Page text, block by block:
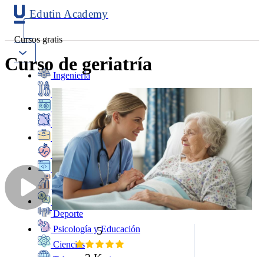
Edutin Academy
Cursos gratis
Ingeniería
Negocios
Salud
Programación
Marketing
Idiomas
Deporte
Psicología y Educación
Ciencias
Curso de geriatría
5